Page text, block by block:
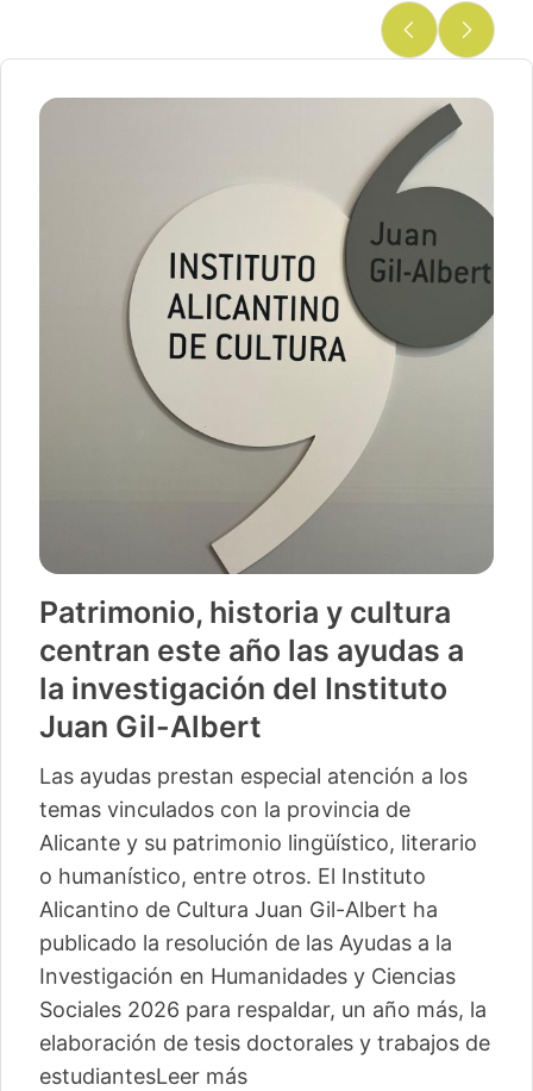
Patrimonio, historia y cultura
centran este año las ayudas a
la investigación del Instituto
Juan Gil-Albert
Las ayudas prestan especial atención a los
temas vinculados con la provincia de
Alicante y su patrimonio lingüístico, literario
o humanístico, entre otros. El Instituto
Alicantino de Cultura Juan Gil-Albert ha
publicado la resolución de las Ayudas a la
Investigación en Humanidades y Ciencias
Sociales 2026 para respaldar, un año más, la
elaboración de tesis doctorales y trabajos de
estudiantesLeer más